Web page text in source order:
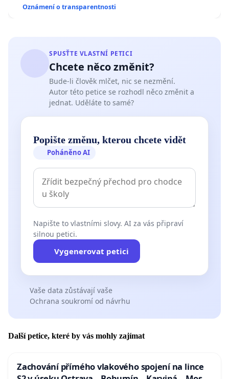
Oznámení o transparentnosti
SPUSŤTE VLASTNÍ PETICI
Chcete něco změnit?
Bude-li člověk mlčet, nic se nezmění.
Autor této petice se rozhodl něco změnit a
jednat. Uděláte to samé?
Popište změnu, kterou chcete vidět
Poháněno AI
Napište to vlastními slovy. AI za vás připraví
silnou petici.
Vygenerovat petici
Vaše data zůstávají vaše
Ochrana soukromí od návrhu
Další petice, které by vás mohly zajímat
Zachování přímého vlakového spojení na lince